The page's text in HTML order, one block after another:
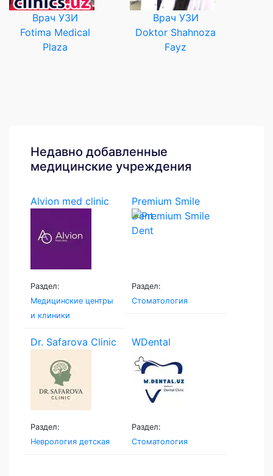
Врач УЗИ
Fotima Medical
Plaza
Врач УЗИ
Doktor Shahnoza
Fayz
Недавно добавленные
медицинские учреждения
Alvion med clinic
Раздел:
Медицинские центры
и клиники
Premium Smile
Dent
Раздел:
Стоматология
Dr. Safarova Clinic
Раздел:
Неврология детская
WDental
Раздел:
Стоматология